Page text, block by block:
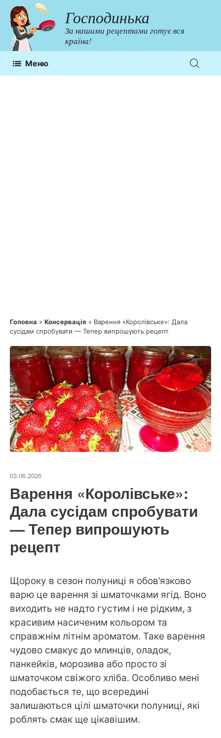
Перейти
до
контенту
Господинька
За нашими рецептами готує вся
країна!
Меню
Головна » Консервація » Варення «Королівське»: Дала
сусідам спробувати — Тепер випрошують рецепт
03.06.2026
Варення «Королівське»:
Дала сусідам спробувати
— Тепер випрошують
рецепт
Щороку в сезон полуниці я обов’язково
варю це варення зі шматочками ягід. Воно
виходить не надто густим і не рідким, з
красивим насиченим кольором та
справжнім літнім ароматом. Таке варення
чудово смакує до млинців, оладок,
панкейків, морозива або просто зі
шматочком свіжого хліба. Особливо мені
подобається те, що всередині
залишаються цілі шматочки полуниці, які
роблять смак ще цікавішим.